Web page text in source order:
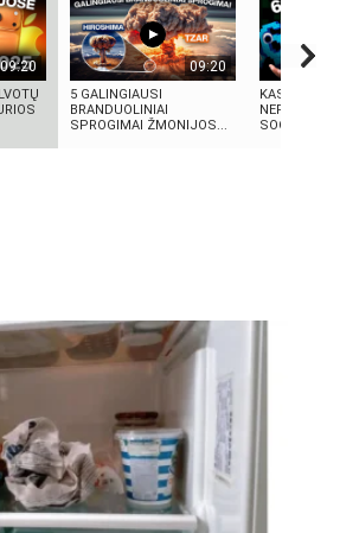
09:20 09:20
5 GALINGIAUSI
BRANDUOLINIAI
SPROGIMAI ŽMONIJOS...
KAS TAS
SOCIALINIS